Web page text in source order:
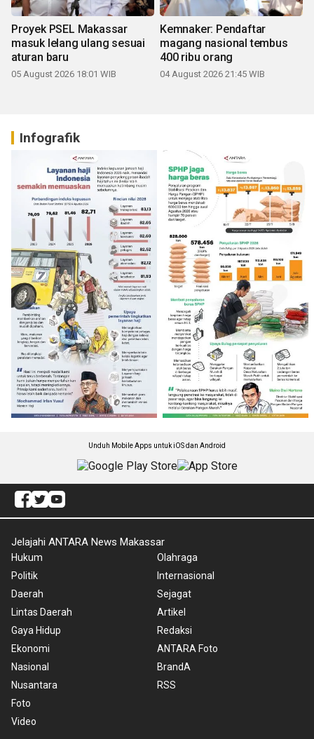
Proyek PSEL Makassar
masuk lelang ulang sesuai
aturan baru
05 August 2026 18:01 WIB
Kemnaker: Pendaftar
magang nasional tembus
400 ribu orang
04 August 2026 21:45 WIB
Infografik
Unduh Mobile Apps untuk iOS dan Android
Jelajahi ANTARA News Makassar
Hukum
Politik
Daerah
Lintas Daerah
Gaya Hidup
Ekonomi
Nasional
Nusantara
Foto
Video
Olahraga
Internasional
Sejagat
Artikel
Redaksi
ANTARA Foto
BrandA
RSS